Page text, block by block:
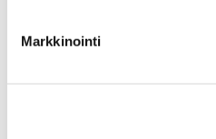
Markkinointi
Työssä määritetään
aikajänteen